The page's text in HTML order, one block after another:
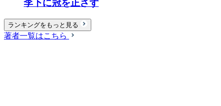
李下に冠を正さず
ランキングをもっと見る
著者一覧はこちら